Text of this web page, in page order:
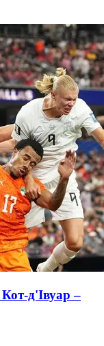
д'Івуар –